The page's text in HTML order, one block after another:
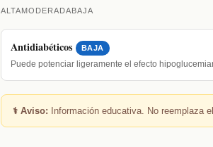
ALTAMODERADABAJA
Antidiabéticos BAJA
Puede potenciar ligeramente el efecto
⚕️ Aviso: Información educativa. No reemplaza